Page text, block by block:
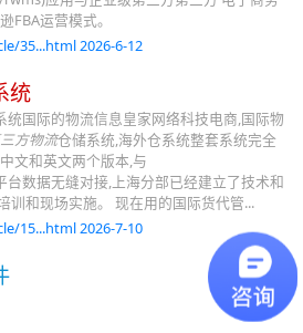
FBA运营模式。
35...html 2026-6-12
统
统国际的物流信息皇家网络科技电商,国际物
方物流仓储系统,海外仓系统整套系统完全
文和英文两个版本,与
数据无缝对接,上海分部已经建立了技术和
训和现场实施。 现在用的国际货代管...
15...html 2026-7-10